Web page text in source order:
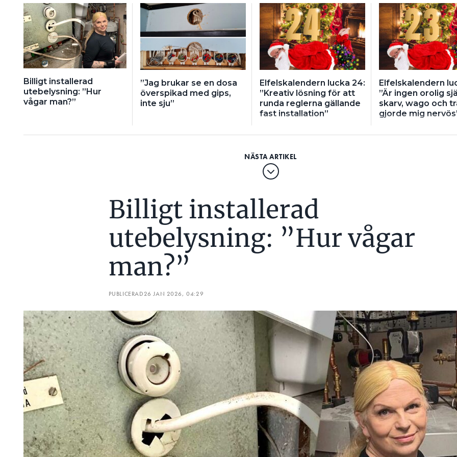
Billigt installerad
utebelysning: ”Hur
vågar man?”
”Jag brukar se en dosa
överspikad med gips,
inte sju”
Elfelskalendern lucka 24:
”Kreativ lösning för att
runda reglerna gällande
fast installation”
Elfelskalendern
”Är ingen orolig
skarv, wago och
gjorde mig
Billigt installerad
utebelysning: ”Hur vågar
man?”
PUBLICERAD26 JAN 2026, 04:29